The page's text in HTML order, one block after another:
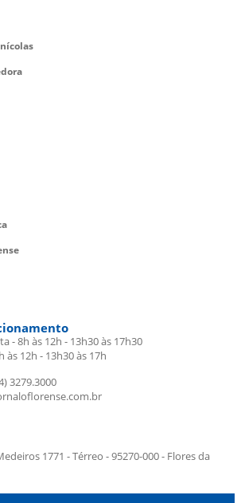
- 8h às 12h - 13h30 às 17h30
às 12h - 13h30 às 17h
3279.3000
1771 - Térreo - 95270-000 - Flores da